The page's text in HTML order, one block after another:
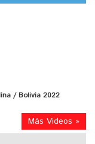
/ Bolivia 2022
Más Videos »